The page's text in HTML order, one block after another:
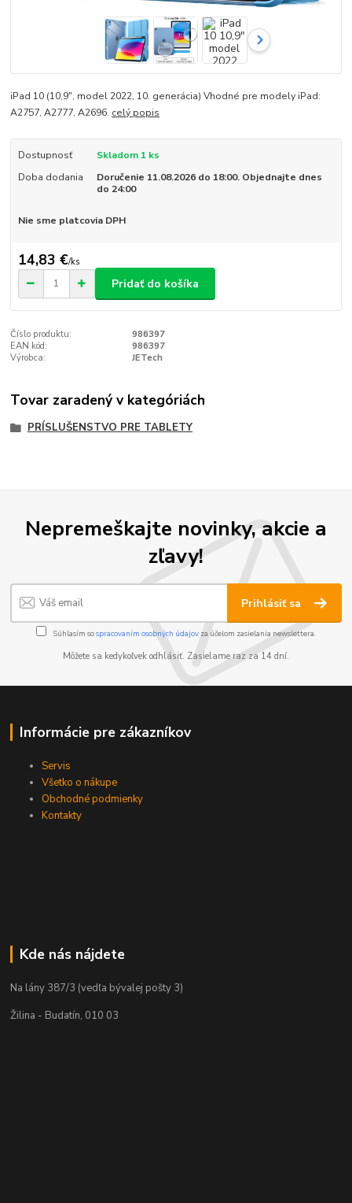
iPad 10 (10,9", model 2022, 10. generácia) Vhodné pre modely iPad:
A2757, A2777, A2696. celý popis
Dostupnosť
Skladom 1 ks
Doba dodania
Doručenie 11.08.2026 do 18:00. Objednajte dnes
do 24:00
Nie sme platcovia DPH
14,83 €/ks
Pridať do košíka
Číslo produktu:
986397
EAN kód:
986397
Výrobca:
JETech
Tovar zaradený v kategóriách
PRÍSLUŠENSTVO PRE TABLETY
Nepremeškajte novinky, akcie a
zľavy!
Prihlásiť sa
Súhlasím sospracovaním osobných údajov za účelom zasielania newslettera.
Môžete sa kedykoľvek odhlásiť. Zasielame raz za 14 dní.
Informácie pre zákazníkov
Servis
Všetko o nákupe
Obchodné podmienky
Kontakty
Kde nás nájdete
Na lány 387/3 (vedľa bývalej pošty 3)
Žilina - Budatín, 010 03